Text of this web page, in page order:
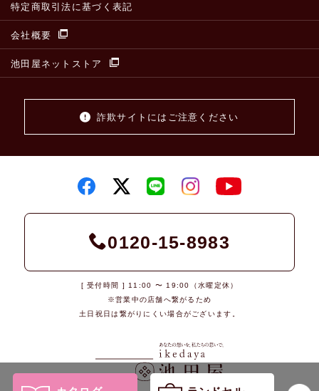
特定商取引法に基づく表記
会社概要
池田屋ネットストア
詐欺サイトにはご注意ください
0120-15-8983
[ 受付時間 ] 11:00 〜 19:00（水曜定休）
※営業中の店舗へ繋がるため
土日祝日は繋がりにくい場合がございます。